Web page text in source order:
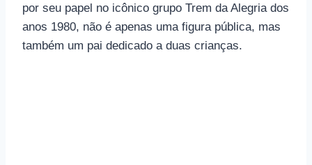
por seu papel no icônico grupo Trem da Alegria dos
anos 1980, não é apenas uma figura pública, mas
também um pai dedicado a duas crianças.